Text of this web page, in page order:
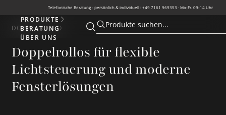
Telefonische Beratung - persönlich & individuell : +49 7161 969353 · Mo-Fr. 09-14 Uhr
Produkte
PRODUKTE
BERATUNG
ÜBER UNS
Suche öffnen
Suche öffnen
Produkte suchen...
DOPPELROLLO
Doppelrollos für flexible
Lichtsteuerung und moderne
Fensterlösungen